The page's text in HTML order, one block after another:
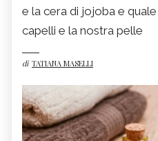
e la cera di jojoba e
capelli e la nostra pelle
di TATIANA MASELLI